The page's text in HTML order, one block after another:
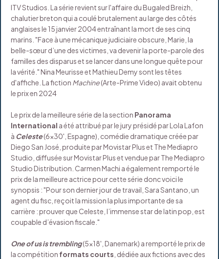
ITV Studios. La série revient sur l'affaire du Bugaled Breizh,
chalutier breton qui a coulé brutalement au large des côtés
anglaises le 15 janvier 2004 entraînant la mort de ses cinq
marins. "Face à une mécanique judiciaire obscure, Marie, la
belle-sœur d’une des victimes, va devenir la porte-parole des
familles des disparus et se lancer dans une longue quête pour
la vérité." Nina Meurisse et Mathieu Demy sont les têtes
d'affiche. La fiction Machine(Arte-Prime Video) avait obtenu
le prix en 2024
Le prix de la meilleure série de la section Panorama
International a été attribué par le jury présidé par Lola Lafon
à Celeste(6x30', Espagne), comédie dramatique créée par
Diego San José, produite par Movistar Plus et The Mediapro
Studio, diffusée sur Movistar Plus et vendue par The Mediapro
Studio Distribution. Carmen Machi a également remporté le
prix de la meilleure actrice pour cette série donc voici le
synopsis : "Pour son dernier jour de travail, Sara Santano, un
agent du fisc, reçoit la mission la plus importante de sa
carrière : prouver que Celeste, l’immense star de latin pop, est
coupable d’évasion fiscale."
One of us is trembling(5x18', Danemark) a remporté le prix de
la compétition formats courts , dédiée aux fictions avec des